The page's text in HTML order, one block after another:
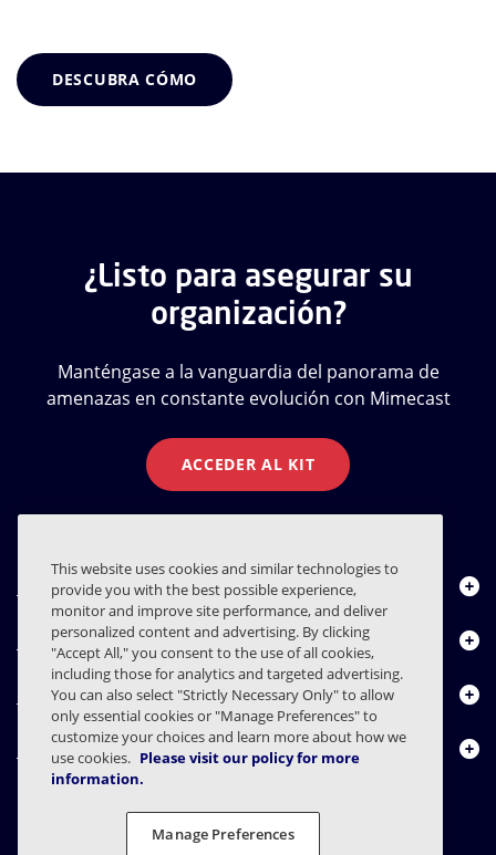
DESCUBRA CÓMO
¿Listo para asegurar su
organización?
Manténgase a la vanguardia del panorama de
amenazas en constante evolución con Mimecast
ACCEDER AL KIT
Quiénes somos
Productos
Centro de Recursos
Contáctenos
This website uses cookies and similar technologies to
provide you with the best possible experience,
monitor and improve site performance, and deliver
personalized content and advertising. By clicking
"Accept All," you consent to the use of all cookies,
including those for analytics and targeted advertising.
You can also select "Strictly Necessary Only" to allow
only essential cookies or "Manage Preferences" to
customize your choices and learn more about how we
use cookies. Please visit our policy for more
information.
Manage Preferences